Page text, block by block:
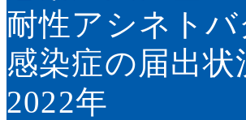
耐性アシネトバ
感染症の届出状
2022年